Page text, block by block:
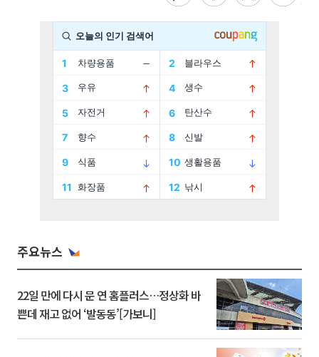
주요뉴스
22일 만에 다시 문 연 홈플러스…정상화 바
쁜데 재고 없어 ‘발동동’[가보니]